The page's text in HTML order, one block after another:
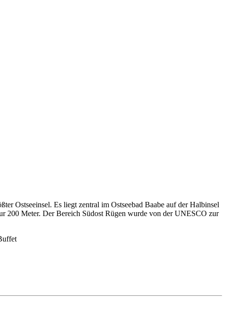
Ostseeinsel. Es liegt zentral im Ostseebad Baabe auf der Halbinsel
200 Meter. Der Bereich Südost Rügen wurde von der UNESCO zur